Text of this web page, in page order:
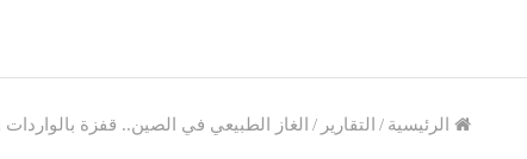
الرئيسية / التقارير / الغاز الطبيعي في الصين.. قفزة بالواردات